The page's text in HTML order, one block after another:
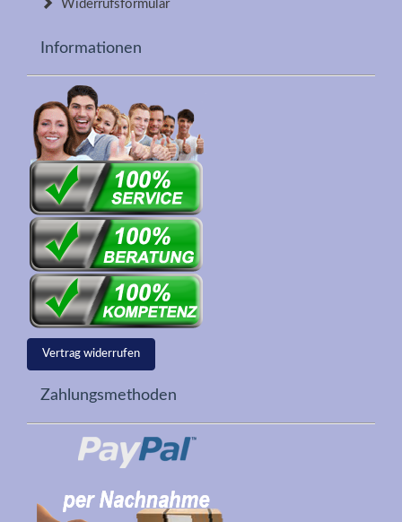
Widerrufsformular
Informationen
Vertrag widerrufen
Zahlungsmethoden